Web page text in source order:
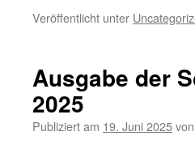
Veröffentlicht unter
Ausgabe der
2025
Publiziert am 19. Juni 2025von